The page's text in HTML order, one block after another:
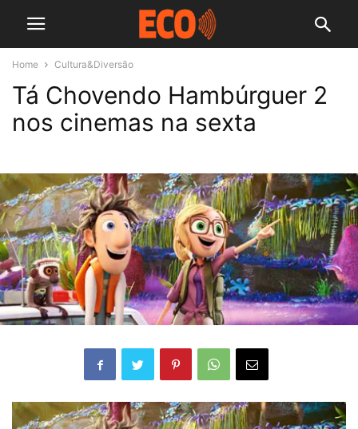
Home Cultura&Diversão
Tá Chovendo Hambúrguer 2
nos cinemas na sexta